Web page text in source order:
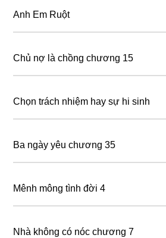
Anh Em Ruột
Chủ nợ là chồng chương 15
Chọn trách nhiệm hay sự hi sinh
Ba ngày yêu chương 35
Mênh mông tình đời 4
Nhà không có nóc chương 7